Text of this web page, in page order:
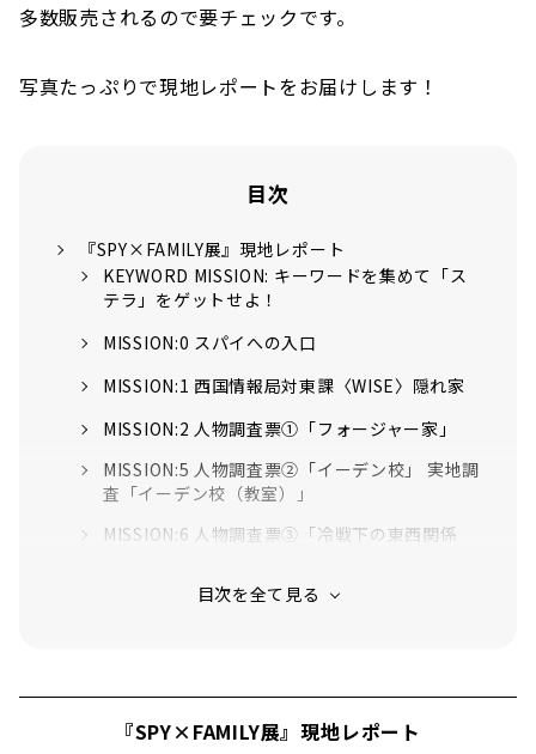
多数販売されるので要チェックです。
写真たっぷりで現地レポートをお届けします！
目次
『SPY×FAMILY展』現地レポート
KEYWORD MISSION: キーワードを集めて「ス
テラ」をゲットせよ！
MISSION:0 スパイへの入口
MISSION:1 西国情報局対東課〈WISE〉隠れ家
MISSION:2 人物調査票①「フォージャー家」
MISSION:5 人物調査票②「イーデン校」 実地調
査「イーデン校（教室）」
MISSION:6 人物調査票③「冷戦下の東西関係
キーワードを報告してステラをGET！
『SPY×FAMILY展』現地レポート